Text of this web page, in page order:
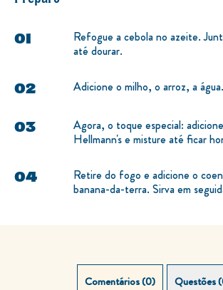
Refogue a cebola no azeite.
até dourar.
Adicione o milho, o arroz, a
Agora, o toque especial:
Hellmann's e misture até ficar
Retire do fogo e adicione o
banana-da-terra. Sirva em
Comentários (0) Questões